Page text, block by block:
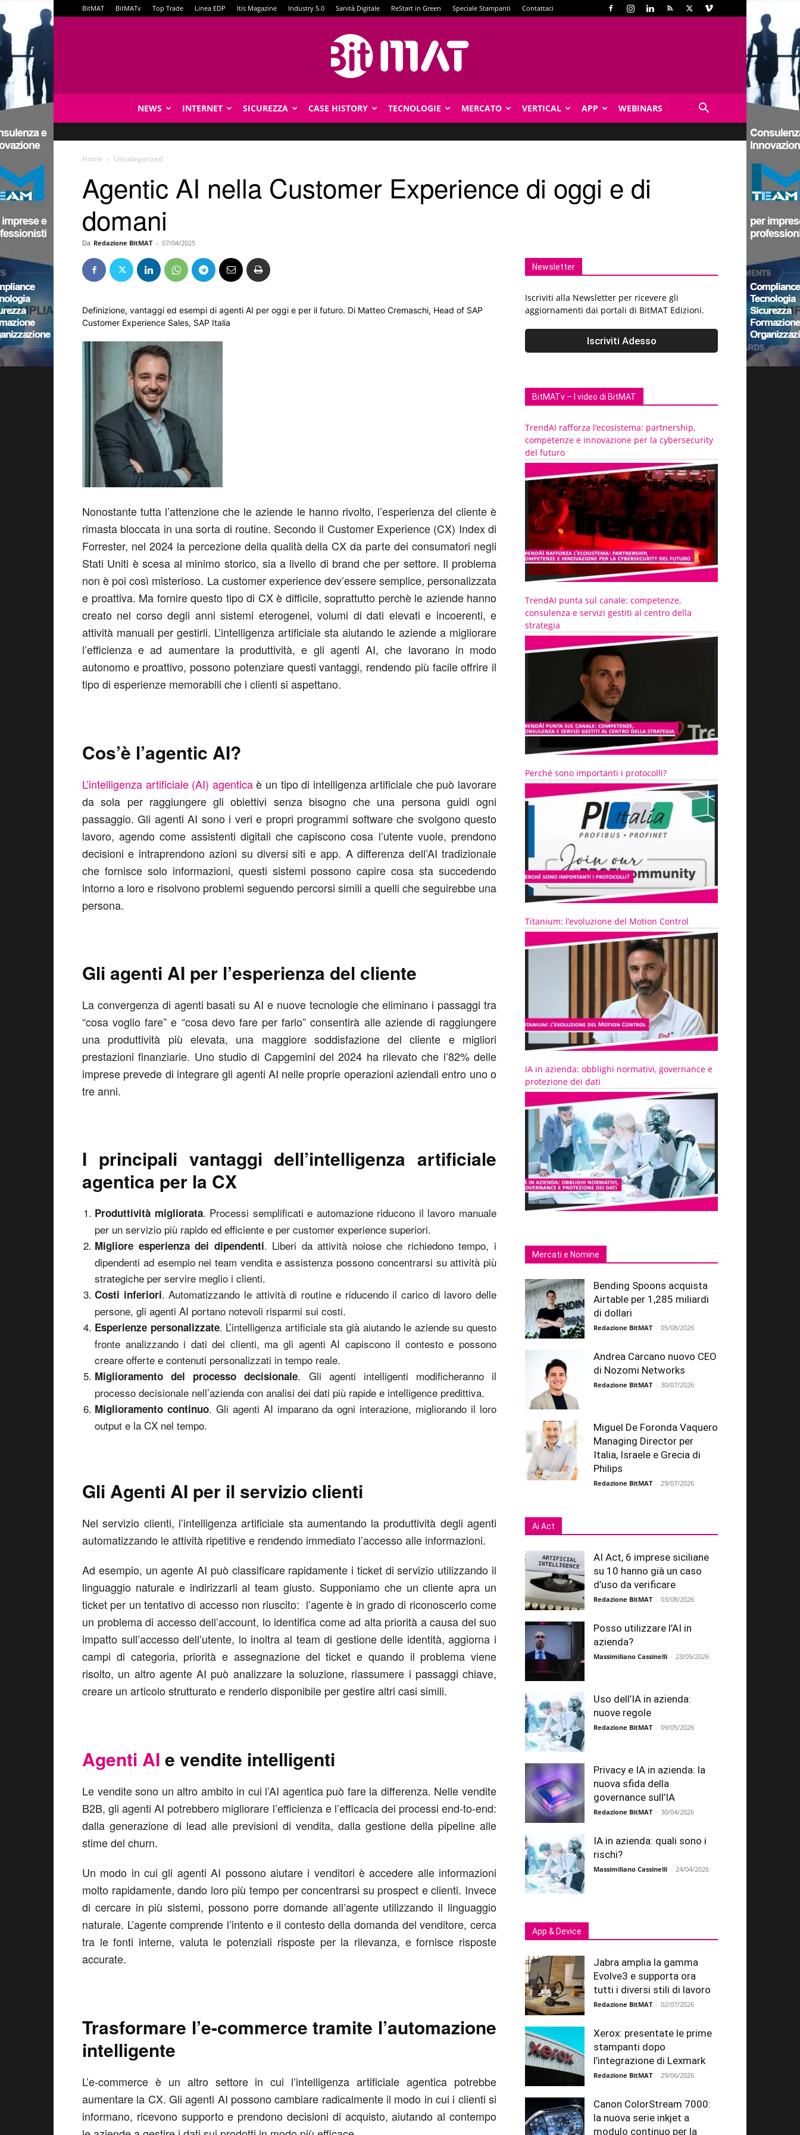
BitMAT BitMATv Top Trade Linea EDP Itis Magazine Industry 5.0 Sanità Digitale ReStart in Green Speciale Stampanti Contattaci
NEWS INTERNET SICUREZZA CASE HISTORY TECNOLOGIE MERCATO VERTICAL APP WEBINARS
Home Uncategorized
Agentic AI nella Customer Experience di oggi e di
domani
Da Redazione BitMAT - 07/04/2025
Definizione, vantaggi ed esempi di agenti AI per oggi e per il futuro. Di Matteo Cremaschi, Head of SAP
Customer Experience Sales, SAP Italia
Nonostante tutta l’attenzione che le aziende le hanno rivolto, l’esperienza del cliente è
rimasta bloccata in una sorta di routine. Secondo il Customer Experience (CX) Index di
Forrester, nel 2024 la percezione della qualità della CX da parte dei consumatori negli
Stati Uniti è scesa al minimo storico, sia a livello di brand che per settore. Il problema
non è poi così misterioso. La customer experience dev’essere semplice, personalizzata
e proattiva. Ma fornire questo tipo di CX è difficile, soprattutto perchè le aziende hanno
creato nel corso degli anni sistemi eterogenei, volumi di dati elevati e incoerenti, e
attività manuali per gestirli. L’intelligenza artificiale sta aiutando le aziende a migliorare
l’efficienza e ad aumentare la produttività, e gli agenti AI, che lavorano in modo
autonomo e proattivo, possono potenziare questi vantaggi, rendendo più facile offrire il
tipo di esperienze memorabili che i clienti si aspettano.
Cos’è l’agentic AI?
L’intelligenza artificiale (AI) agenticaè un tipo di intelligenza artificiale che può lavorare
da sola per raggiungere gli obiettivi senza bisogno che una persona guidi ogni
passaggio. Gli agenti AI sono i veri e propri programmi software che svolgono questo
lavoro, agendo come assistenti digitali che capiscono cosa l’utente vuole, prendono
decisioni e intraprendono azioni su diversi siti e app. A differenza dell’AI tradizionale
che fornisce solo informazioni, questi sistemi possono capire cosa sta succedendo
intorno a loro e risolvono problemi seguendo percorsi simili a quelli che seguirebbe una
persona.
Gli agenti AI per l’esperienza del cliente
La convergenza di agenti basati su AI e nuove tecnologie che eliminano i passaggi tra
“cosa voglio fare” e “cosa devo fare per farlo” consentirà alle aziende di raggiungere
una produttività più elevata, una maggiore soddisfazione del cliente e migliori
prestazioni finanziarie. Uno studio di Capgemini del 2024 ha rilevato che l’82% delle
imprese prevede di integrare gli agenti AI nelle proprie operazioni aziendali entro uno o
tre anni.
I principali vantaggi dell’intelligenza artificiale
agentica per la CX
Produttività migliorata. Processi semplificati e automazione riducono il lavoro manuale
per un servizio più rapido ed efficiente e per customer experience superiori.
Migliore esperienza dei dipendenti. Liberi da attività noiose che richiedono tempo, i
dipendenti ad esempio nei team vendita e assistenza possono concentrarsi su attività più
strategiche per servire meglio i clienti.
Costi inferiori. Automatizzando le attività di routine e riducendo il carico di lavoro delle
persone, gli agenti AI portano notevoli risparmi sui costi.
Esperienze personalizzate. L’intelligenza artificiale sta già aiutando le aziende su questo
fronte analizzando i dati dei clienti, ma gli agenti AI capiscono il contesto e possono
creare offerte e contenuti personalizzati in tempo reale.
Miglioramento del processo decisionale. Gli agenti intelligenti modificheranno il
processo decisionale nell’azienda con analisi dei dati più rapide e intelligence predittiva.
Miglioramento continuo. Gli agenti AI imparano da ogni interazione, migliorando il loro
output e la CX nel tempo.
Gli Agenti AI per il servizio clienti
Nel servizio clienti, l’intelligenza artificiale sta aumentando la produttività degli agenti
automatizzando le attività ripetitive e rendendo immediato l’accesso alle informazioni.
Ad esempio, un agente AI può classificare rapidamente i ticket di servizio utilizzando il
linguaggio naturale e indirizzarli al team giusto. Supponiamo che un cliente apra un
ticket per un tentativo di accesso non riuscito: l’agente è in grado di riconoscerlo come
un problema di accesso dell’account, lo identifica come ad alta priorità a causa del suo
impatto sull’accesso dell’utente, lo inoltra al team di gestione delle identità, aggiorna i
campi di categoria, priorità e assegnazione del ticket e quando il problema viene
risolto, un altro agente AI può analizzare la soluzione, riassumere i passaggi chiave,
creare un articolo strutturato e renderlo disponibile per gestire altri casi simili.
Agenti AI e vendite intelligenti
Le vendite sono un altro ambito in cui l’AI agentica può fare la differenza. Nelle vendite
B2B, gli agenti AI potrebbero migliorare l’efficienza e l’efficacia dei processi end-to-end:
dalla generazione di lead alle previsioni di vendita, dalla gestione della pipeline alle
stime del churn.
Un modo in cui gli agenti AI possono aiutare i venditori è accedere alle informazioni
molto rapidamente, dando loro più tempo per concentrarsi su prospect e clienti. Invece
di cercare in più sistemi, possono porre domande all’agente utilizzando il linguaggio
naturale. L’agente comprende l’intento e il contesto della domanda del venditore, cerca
tra le fonti interne, valuta le potenziali risposte per la rilevanza, e fornisce risposte
accurate.
Trasformare l’e-commerce tramite l’automazione
intelligente
L’e-commerce è un altro settore in cui l’intelligenza artificiale agentica potrebbe
aumentare la CX. Gli agenti AI possono cambiare radicalmente il modo in cui i clienti si
informano, ricevono supporto e prendono decisioni di acquisto, aiutando al contempo
Newsletter
Iscriviti alla Newsletter per ricevere gli
aggiornamenti dai portali di BitMAT Edizioni.
BitMATv – I video di BitMAT
TrendAI rafforza l’ecosistema: partnership,
competenze e innovazione per la cybersecurity
del futuro
TrendAI punta sul canale: competenze,
consulenza e servizi gestiti al centro della
strategia
Perché sono importanti i protocolli?
Titanium: l’evoluzione del Motion Control
IA in azienda: obblighi normativi, governance e
protezione dei dati
Mercati e Nomine
Bending Spoons acquista
Airtable per 1,285 miliardi
di dollari
Redazione BitMAT - 05/08/2026
Andrea Carcano nuovo CEO
di Nozomi Networks
Redazione BitMAT - 30/07/2026
Miguel De Foronda Vaquero
Managing Director per
Italia, Israele e Grecia di
Philips
Redazione BitMAT - 29/07/2026
Ai Act
AI Act, 6 imprese siciliane
su 10 hanno già un caso
d’uso da verificare
Redazione BitMAT - 03/08/2026
Posso utilizzare l’AI in
azienda?
Massimiliano Cassinelli - 23/05/2026
Uso dell’IA in azienda:
nuove regole
Redazione BitMAT - 09/05/2026
Privacy e IA in azienda: la
nuova sfida della
governance sull’IA
Redazione BitMAT - 30/04/2026
IA in azienda: quali sono i
rischi?
Massimiliano Cassinelli - 24/04/2026
App & Device
Jabra amplia la gamma
Evolve3 e supporta ora
tutti i diversi stili di lavoro
Redazione BitMAT - 02/07/2026
Xerox: presentate le prime
stampanti dopo
l’integrazione di Lexmark
Redazione BitMAT - 29/06/2026
Canon ColorStream 7000:
la nuova serie inkjet a
modulo continuo per la